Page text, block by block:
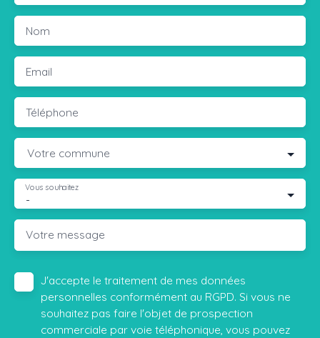
Nom
Email
Téléphone
Votre commune
-
Vous souhaitez
Votre message
J'accepte le traitement de mes données
personnelles conformément au RGPD. Si vous ne
souhaitez pas faire l'objet de prospection
commerciale par voie téléphonique, vous pouvez